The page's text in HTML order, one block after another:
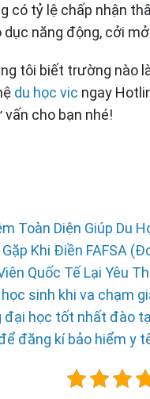
có tỷ lệ chấp nhận
dục năng động, cởi
tôi biết trường nào
du học vic ngay
cho bạn nhé!
Toàn Diện Giúp Du
Khi Điền FAFSA
Quốc Tế Lại Yêu
sinh khi va chạm
đại học tốt nhất đào
đăng kí bảo hiểm y